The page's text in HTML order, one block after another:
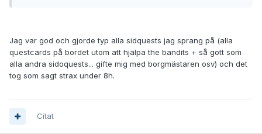
Jag var god och gjorde typ alla sidquests jag sprang på (alla
questcards på bordet utom att hjälpa the bandits + så gott som
alla andra sidoquests... gifte mig med borgmästaren osv) och det
tog som sagt strax under 8h.
Citat